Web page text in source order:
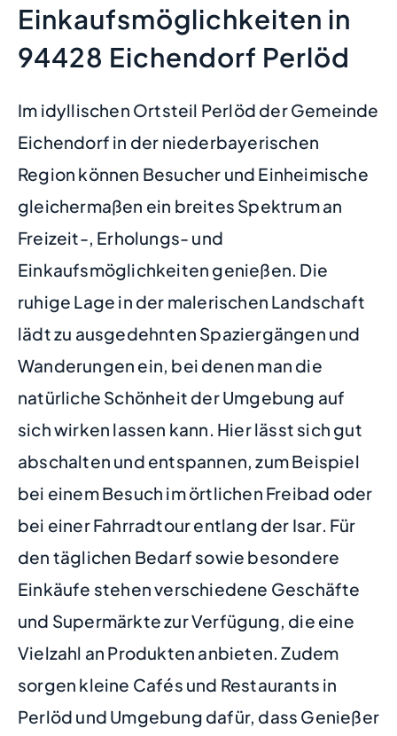
Einkaufsmöglichkeiten in
94428 Eichendorf Perlöd
Im idyllischen Ortsteil Perlöd der Gemeinde
Eichendorf in der niederbayerischen
Region können Besucher und Einheimische
gleichermaßen ein breites Spektrum an
Freizeit-, Erholungs- und
Einkaufsmöglichkeiten genießen. Die
ruhige Lage in der malerischen Landschaft
lädt zu ausgedehnten Spaziergängen und
Wanderungen ein, bei denen man die
natürliche Schönheit der Umgebung auf
sich wirken lassen kann. Hier lässt sich gut
abschalten und entspannen, zum Beispiel
bei einem Besuch im örtlichen Freibad oder
bei einer Fahrradtour entlang der Isar. Für
den täglichen Bedarf sowie besondere
Einkäufe stehen verschiedene Geschäfte
und Supermärkte zur Verfügung, die eine
Vielzahl an Produkten anbieten. Zudem
sorgen kleine Cafés und Restaurants in
Perlöd und Umgebung dafür, dass Genießer